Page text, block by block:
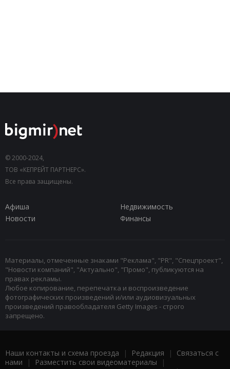
© 2000-2024,
ТОВ «КЕПРЕЙТ ПАРТНЕРС».
Все права защищены.
Афиша
Недвижимость
Новости
Финансы
Материалы, отмеченные знаками "Реклама", "PR", "Спецпроект",
"Новости компаний", "Актуально", "Промо", публикуются на
правах рекламы.
Любое копирование, перепечатка и воспроизведение
фотографических произведений и/или аудиовизуальных
произведений правообладателя Getty Images - строго
запрещено.
Наши контакты и схема проезда | Редакция | Связаться с
нами | Разместить свои видеоматериалы |